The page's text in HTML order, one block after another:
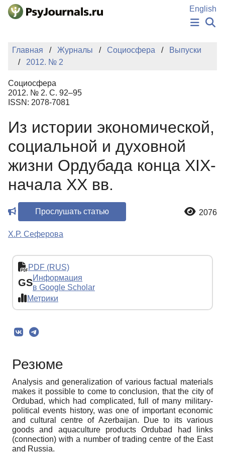
Перейти к основному содержанию
English
НОВОСТИ
Главная Журналы Социосфера
Выпуски
2012. № 2
Социосфера
2012. № 2. С. 92–95
ISSN: 2078-7081
Из истории экономической,
социальной и духовной
жизни Ордубада конца XIX-
начала XX вв.
Прослушать статью 2076
Х.Р. Сеферова
PDF (RUS)
GSИнформация
в Google Scholar
Метрики
Резюме
Analysis and generalization of various factual materials
makes it possible to come to conclusion, that the city of
Ordubad, which had complicated, full of many military-
political events history, was one of important economic
and cultural centre of Azerbaijan. Due to its various
goods and aquaculture products Ordubad had links
(connection) with a number of trading centre of the East
and Russia.